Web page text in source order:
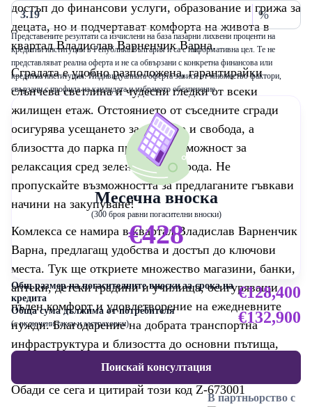
достъп до финансови услуги, образование и грижа за
децата, но и подчертават комфорта на живота в
квартал Владислав Варненчик Варна.
Сградата е удобно разположена, гарантирайки
слънчева светлина и чудесни гледки от всеки
жилищен етаж. Отстоянието от съседните сгради
осигурява усещането за простор и свобода, а
близостта до парка предлага възможност за
релаксация сред зеленина и природа. Не
пропускайте възможността за предлаганите гъвкави
начини на закупуване!
Комлекса се намира в квартал Владислав Варненчик
Варна, предлагащ удобства и достъп до ключови
места. Тук ще откриете множество магазини, банки,
аптеки, детски градини и училища, осигуряващи
пълен комфорт и удовлетворение на ежедневните
нужди. Благодарение на добрата транспортна
инфраструктура и близостта до основни пътища,
всяко придвижване е бързо и лесно.
Обади се сега и цитирай този код Z-673001
%
Представените резултати са изчислени на база пазарни лихвени проценти на
кредитни институции в Република България и са с информативна цел. Те не
представляват реална оферта и не са обвързани с конкретна финансова или
кредитна институция. Индивидуалната оферта зависи от множество фактори,
свързани с профила на кандидата и избраното обезпечение
Месечна вноска
(300 броя равни погасителни вноски)
€428
Общ размер на погасителните вноски за срока на
кредита
€128,400
Обща сума дължима от потребителя
(с включени такси и застраховки) €132,900
Поискай консултация
В партньорство с